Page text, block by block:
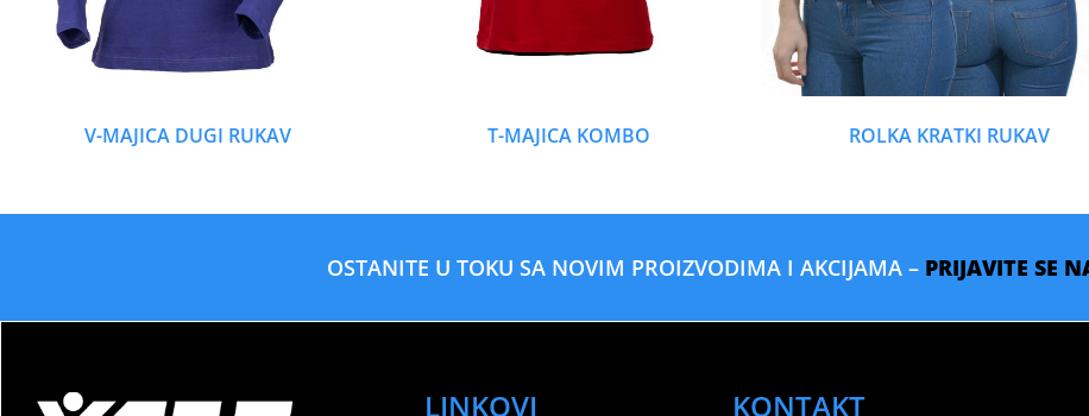
V-MAJICA DUGI RUKAV T-MAJICA KOMBO ROLKA KRATKI RUKAV
OSTANITE U TOKU SA NOVIM PROIZVODIMA I AKCIJAMA – PRIJAVITE SE
LINKOVI KONTAKT